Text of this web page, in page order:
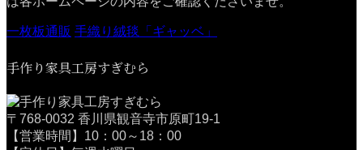
一枚板通販 手織り絨毯「ギャッベ」
手作り家具工房すぎむら
〒768-0032 香川県観音寺市原町19-1
【営業時間】10：00～18：00